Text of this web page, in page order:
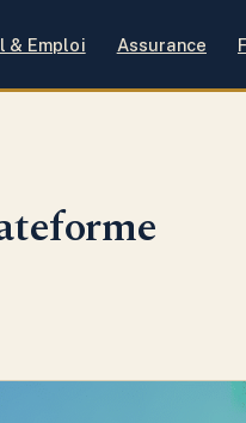
& Emploi Assurance